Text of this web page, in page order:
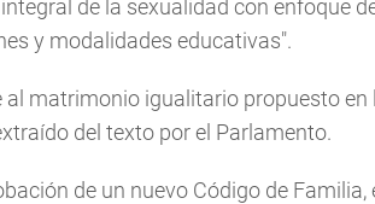
de la sexualidad con enfoque
y modalidades educativas".
matrimonio igualitario propuesto
del texto por el Parlamento.
de un nuevo Código de